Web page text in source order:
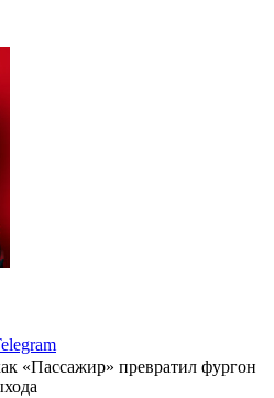
«Пассажир» превратил фургон